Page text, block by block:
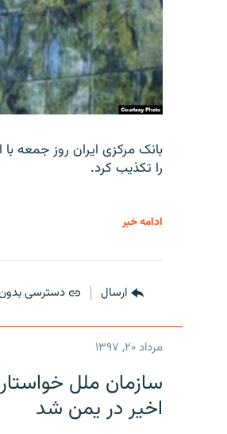
را تکذیب کرد.
ادامه خبر
ارسال دسترسی
مرداد ۲۰, ۱۳۹۷
سازمان ملل
اخیر در یمن شد